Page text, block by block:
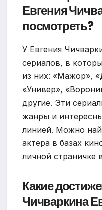
Евгения
посмотреть?
У Евгения
сериалов, в
из них: «Мажор»,
«Универ»,
другие. Эти
жанры и
линией. Можно
актера в базах
личной страничке
Какие
Чичваркина